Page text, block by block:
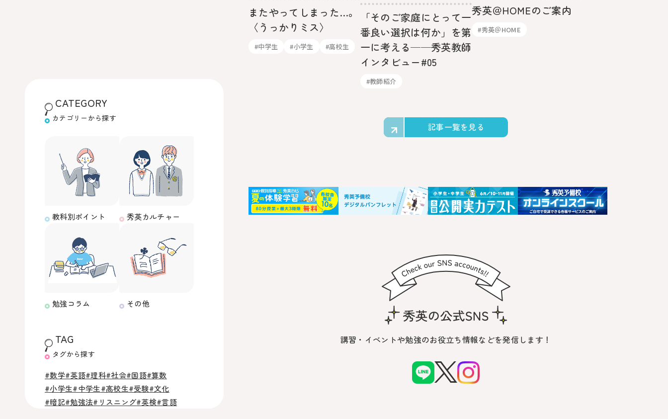
CATEGORY
カテゴリーから探す
教科別ポイント 秀英カルチャー
勉強コラム その他
TAG
タグから探す
#数学#英語#理科#社会#国語#算数
#小学生#中学生#高校生#受験#文化
#暗記#勉強法#リスニング#英検#言語
またやってしまった…。
〈うっかりミス〉
#中学生 #小学生 #高校生
「そのご家庭にとって一
番良い選択は何か」を第
一に考える──秀英教師
インタビュー#05
#教師紹介
秀英＠HOMEのご案内
#秀英＠HOME
記事一覧を見る
講習・イベントや勉強のお役立ち情報などを発信します！